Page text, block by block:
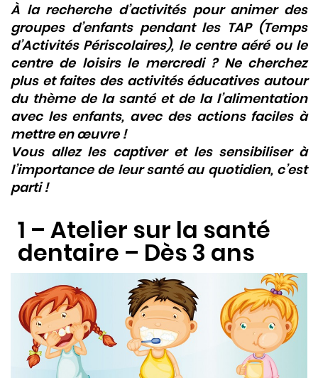
À la recherche d’activités pour animer des
groupes d’enfants pendant les TAP (Temps
d’Activités Périscolaires), le centre aéré ou le
centre de loisirs le mercredi ? Ne cherchez
plus et faites des activités éducatives autour
du thème de la santé et de la l’alimentation
avec les enfants, avec des actions faciles à
mettre en œuvre !
Vous allez les captiver et les sensibiliser à
l’importance de leur santé au quotidien, c’est
parti !
1 – Atelier sur la santé
dentaire – Dès 3 ans